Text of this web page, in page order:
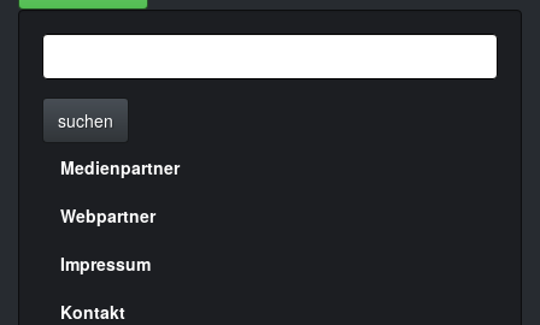
suchen
Menülinks
rechte
Seite
Medienpartner
Webpartner
Impressum
Kontakt